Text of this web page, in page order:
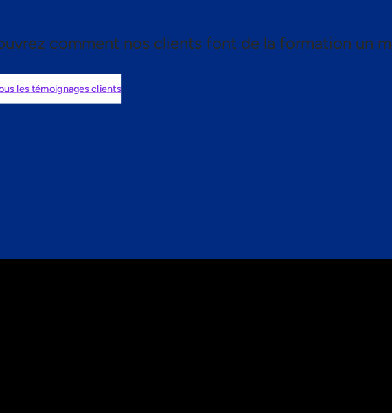
comment nos clients font de la formation un
les témoignages clients